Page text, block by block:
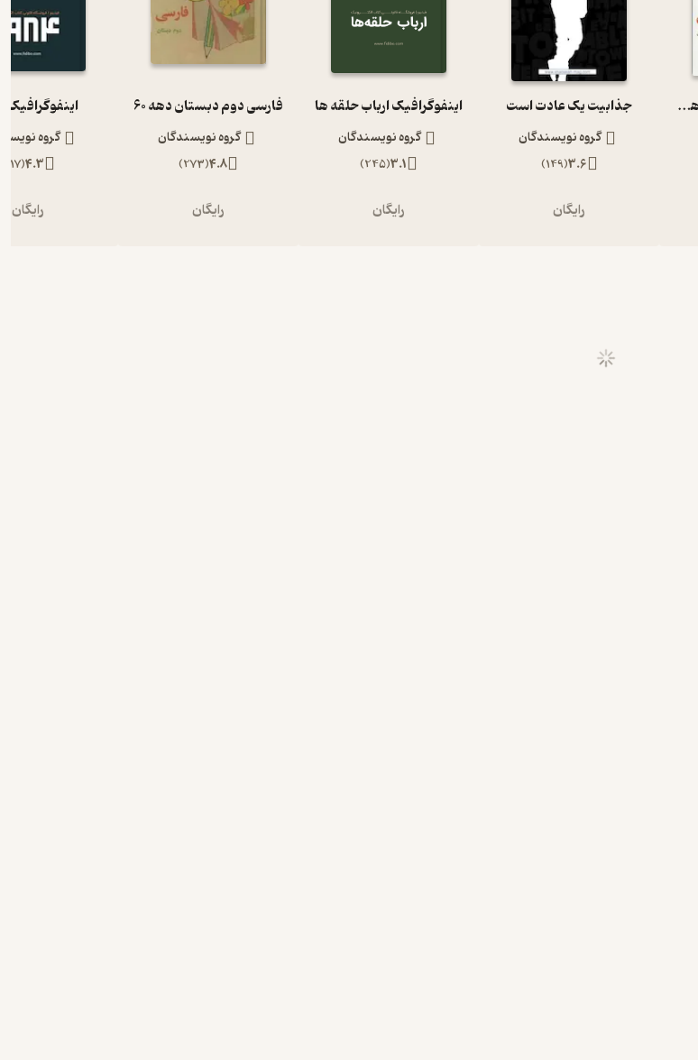
فارسی پنجم دبستان دهه 60 جذابیت یک عادت است
گروه نویسندگان
3.6
(
149
)
رایگان
اینفوگرافیک ارباب حلقه ها
گروه نویسندگان
3.1
(
245
)
رایگان
فارسی دوم دبستان دهه 60
گروه نویسندگان
4.8
(
273
)
رایگان
اینفوگرافیک 1984
گروه
4.3
(
117
رایگان